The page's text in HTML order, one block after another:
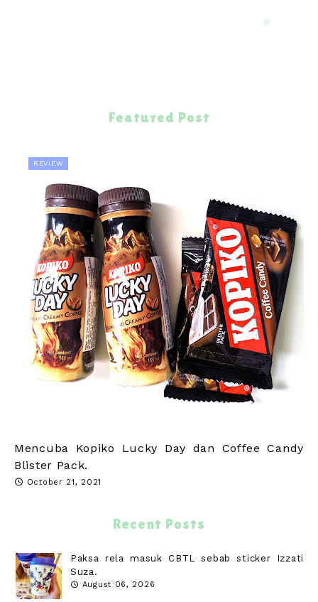
Featured Post
REVIEW
Mencuba Kopiko Lucky Day dan Coffee Candy
Blister Pack.
October 21, 2021
Recent Posts
Paksa rela masuk CBTL sebab sticker Izzati
Suza.
August 06, 2026